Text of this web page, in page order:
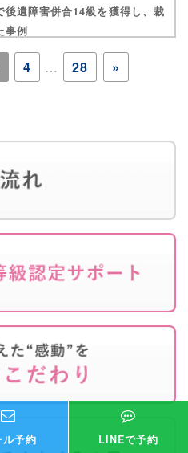
後遺障害併合14級を獲得し、裁
事例
認定を獲得し、約2751万円が
ニオン相談を行い、弁護士変
160万円が補償された事例
し、約1266万円増額した事例
から5%に下げ、3819万円で
4 … 28 »
ル予約 LINEで予約